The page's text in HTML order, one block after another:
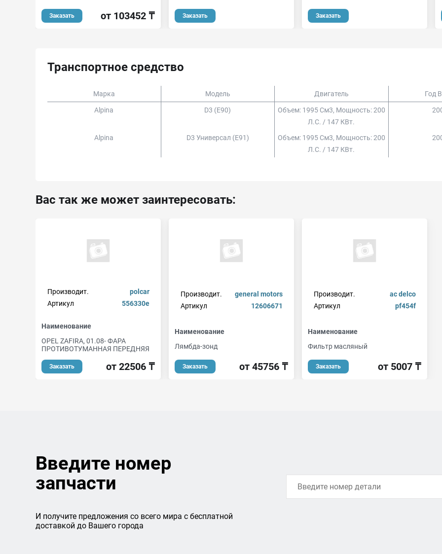
Заказать от 103452 ₸ Заказать Заказать
Транспортное средство
Марка Модель Двигатель Год
Alpina D3 (e90)
Объем: 1995 См3, Мощность: 200
Л.с. / 147 КВт.
Alpina D3 Универсал (e91)
Объем: 1995 См3, Мощность: 200
Л.с. / 147 КВт.
Вас так же может заинтересовать:
Производит.
polcar
Артикул
556330e
Наименование
OPEL ZAFIRA, 01.08- ФАРА
ПРОТИВОТУМАННАЯ ПЕРЕДНЯЯ
Заказать от 22506 ₸
Производит.
general motors
Артикул
12606671
Наименование
Лямбда-зонд
Заказать от 45756 ₸
Производит.
ac delco
Артикул
pf454f
Наименование
Фильтр масляный
Заказать от 5007 ₸
Введите номер
запчасти
И получите предложения со всего мира с бесплатной
доставкой до Вашего города